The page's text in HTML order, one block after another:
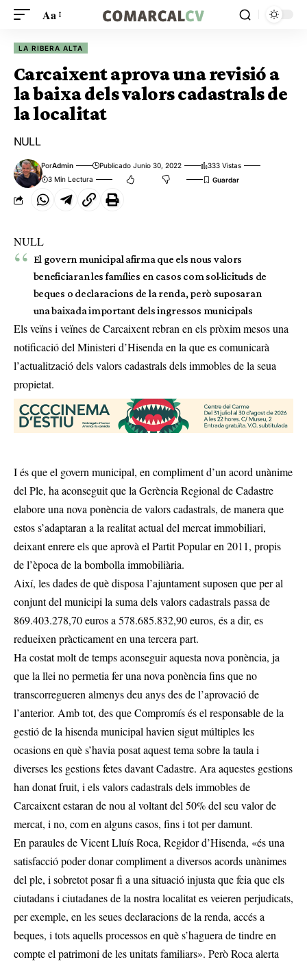
Aa
LA RIBERA ALTA
Carcaixent aprova una revisió a
la baixa dels valors cadastrals de
la localitat
NULL
PorAdmin Publicado Junio 30, 2022
333 Vistas
3 Min Lectura
NULL
El govern municipal afirma que els nous valors
beneficiaran les famílies en casos com sol·licituds de
beques o declaracions de la renda, però suposaran
una baixada important dels ingressos municipals
Els veïns i veïnes de Carcaixent rebran en els pròxim mesos una
notificació del Ministeri d’Hisenda en la que es comunicarà
l’actualització dels valors cadastrals dels immobles de la seua
propietat.
I és que el govern municipal, en compliment d’un acord unànime
del Ple, ha aconseguit que la Gerència Regional de Cadastre
elabore una nova ponència de valors cadastrals, de manera que
estos s’adaptaran a la realitat actual del mercat immobiliari,
deixant enrere els que aprovà el Partit Popular en 2011, propis
de l’època de la bombolla immobiliària.
Així, les dades de què disposa l’ajuntament suposen que per al
conjunt del municipi la suma dels valors cadastrals passa de
869.403.278,70 euros a 578.685.832,90 euros, és a dir, es
redueixen pràcticament en una tercera part.
Ha costat molt de temps aconseguir aquesta nova ponència, ja
que la llei no permetia fer una nova ponència fins que no
transcorregueren almenys deu anys des de l’aprovació de
l’anterior. Amb tot, des que Compromís és el responsable de la
gestió de la hisenda municipal havien sigut múltiples les
ocasions en què s’havia posat aquest tema sobre la taula i
diverses les gestions fetes davant Cadastre. Ara aquestes gestions
han donat fruit, i els valors cadastrals dels immobles de
Carcaixent estaran de nou al voltant del 50% del seu valor de
mercat, i no, com en alguns casos, fins i tot per damunt.
En paraules de Vicent Lluís Roca, Regidor d’Hisenda, «és una
satisfacció poder donar compliment a diversos acords unànimes
del ple, i sobretot posar fi a una situació injusta que feia que els
ciutadans i ciutadanes de la nostra localitat es veieren perjudicats,
per exemple, en les seues declaracions de la renda, accés a
beques, i tots aquells processos en què s’haguera de tindre en
compte el patrimoni de les unitats familiars». Però Roca alerta